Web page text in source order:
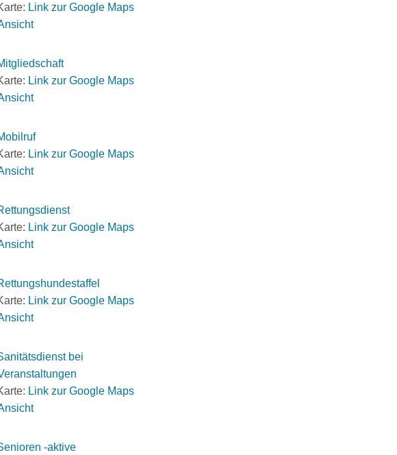
Link zur Google Maps
Link zur Google Maps
Link zur Google Maps
Link zur Google Maps
Link zur Google Maps
bei
Link zur Google Maps
-aktive